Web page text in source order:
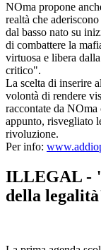
NOma propone
realtà che
dal basso nato su
di combattere la
virtuosa e libera
critico".
La scelta di inserire
volontà di rendere
raccontate da
appunto, risvegliato
rivoluzione.
Per info:
ILLEGAL -
della